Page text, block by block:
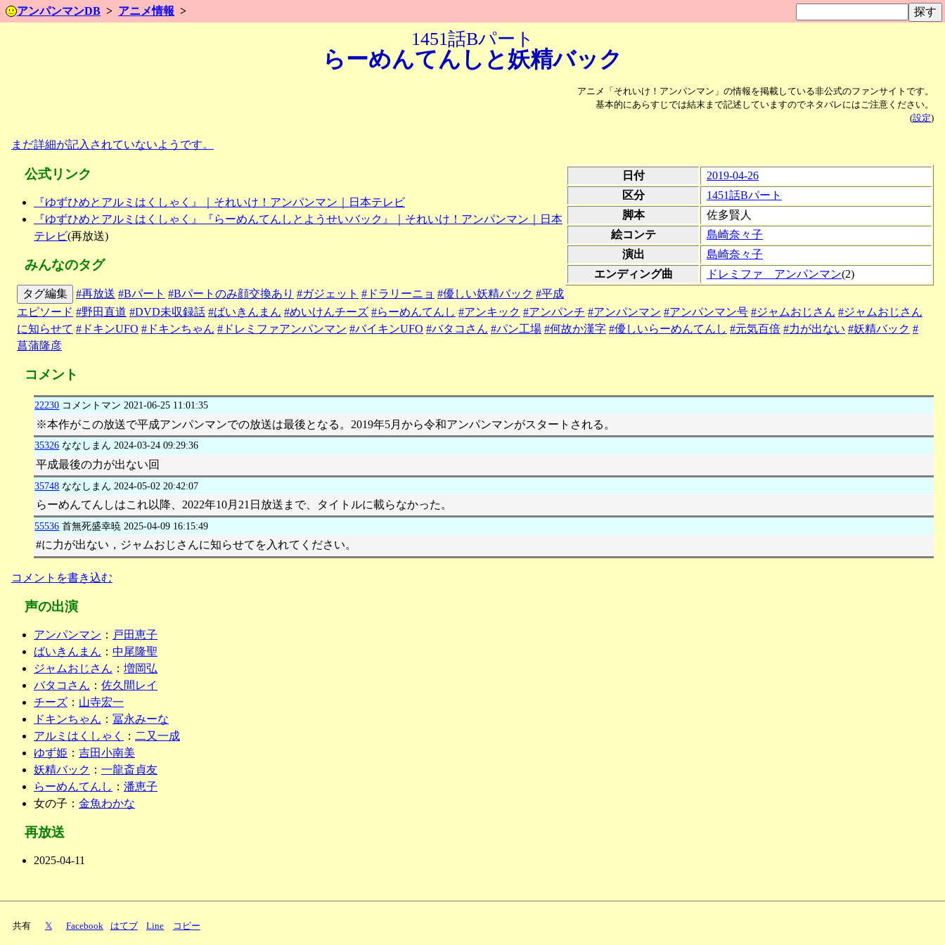
アンパンマンDB アニメ情報
1451話Bパート
らーめんてんしと妖精バック
アニメ「それいけ！アンパンマン」の情報を掲載している非公式のファンサイトです。
基本的にあらすじでは結末まで記述していますのでネタバレにはご注意ください。
(設定)
まだ詳細が記入されていないようです。
日付
2019-04-26
区分
1451話Bパート
脚本
佐多賢人
絵コンテ
島崎奈々子
演出
島崎奈々子
エンディング曲
ドレミファ アンパンマン(2)
公式リンク
『ゆずひめとアルミはくしゃく』｜それいけ！アンパンマン｜日本テレビ
『ゆずひめとアルミはくしゃく』『らーめんてんしとようせいバック』｜それいけ！アンパンマン｜日本
テレビ(再放送)
みんなのタグ
タグ編集 #再放送 #Bパート #Bパートのみ顔交換あり #ガジェット #ドラリーニョ #優しい妖精バック #平成
エピソード #野田直道 #DVD未収録話 #ばいきんまん #めいけんチーズ #らーめんてんし #アンキック #アンパンチ #アンパンマン #アンパンマン号 #ジャムおじさん #ジャムおじさん
に知らせて #ドキンUFO #ドキンちゃん #ドレミファアンパンマン #バイキンUFO #バタコさん #パン工場 #何故か漢字 #優しいらーめんてんし #元気百倍 #力が出ない #妖精バック #
菖蒲隆彦
コメント
22230 コメントマン 2021-06-25 11:01:35
※本作がこの放送で平成アンパンマンでの放送は最後となる。2019年5月から令和アンパンマンがスタートされる。
35326 ななしまん 2024-03-24 09:29:36
平成最後の力が出ない回
35748 ななしまん 2024-05-02 20:42:07
らーめんてんしはこれ以降、2022年10月21日放送まで、タイトルに載らなかった。
55536 首無死盛幸暁 2025-04-09 16:15:49
#に力が出ない，ジャムおじさんに知らせてを入れてください。
コメントを書き込む
声の出演
アンパンマン ： 戸田恵子
ばいきんまん ： 中尾隆聖
ジャムおじさん ： 増岡弘
バタコさん ： 佐久間レイ
チーズ ： 山寺宏一
ドキンちゃん ： 冨永みーな
アルミはくしゃく
： 二又一成
ゆず姫 ： 吉田小南美
妖精バック ： 一龍斎貞友
らーめんてんし ： 潘恵子
女の子： 金魚わかな
再放送
2025-04-11
共有 𝕏 Facebook はてブ Line コピー